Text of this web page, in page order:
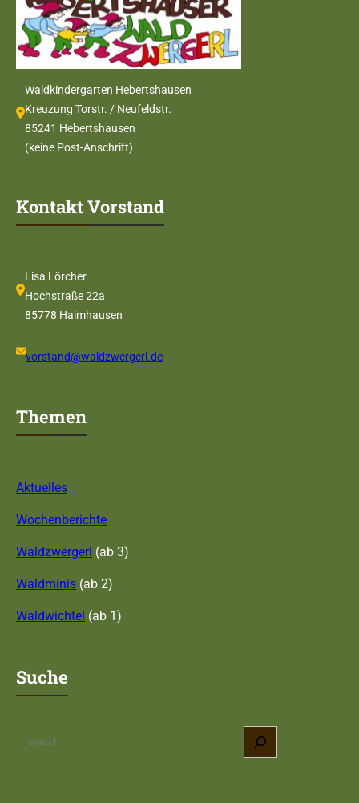
Waldkindergarten Hebertshausen
Kreuzung Torstr. / Neufeldstr.
85241 Hebertshausen
(keine Post-Anschrift)
Kontakt Vorstand
Lisa Lörcher
Hochstraße 22a
85778 Haimhausen
vorstand@waldzwergerl.de
Themen
Aktuelles
Wochenberichte
Waldzwergerl (ab 3)
Waldminis (ab 2)
Waldwichtel (ab 1)
Suche